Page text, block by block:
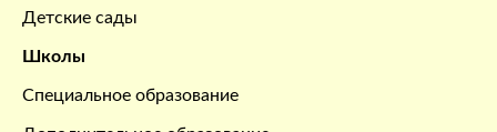
Детские сады
Школы
Специальное образование